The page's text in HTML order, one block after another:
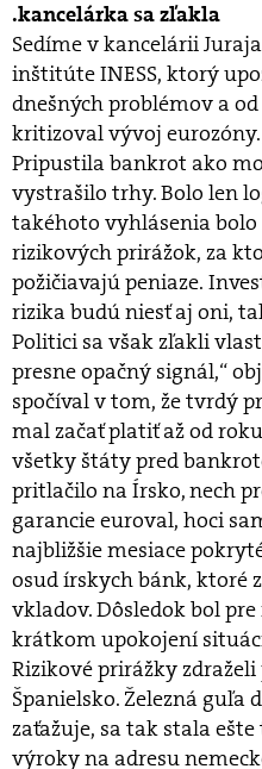
.kancelárka sa zľakla
Sedíme v kancelárii
inštitúte INESS, ktorý
dnešných problémov a
kritizoval vývoj
Pripustila bankrot ako
vystrašilo trhy. Bolo len
takéhoto vyhlásenia bolo
rizikových prirážok, za
požičiavajú peniaze.
rizika budú niesť aj oni,
Politici sa však zľakli
presne opačný signál,“
spočíval v tom, že tvrdý
mal začať platiť až od
všetky štáty pred
pritlačilo na Írsko, nech
garancie euroval, hoci
najbližšie mesiace
osud írskych bánk, ktoré
vkladov. Dôsledok bol
krátkom upokojení
Rizikové prirážky
Španielsko. Železná
zaťažuje, sa tak stala
výroky na adresu